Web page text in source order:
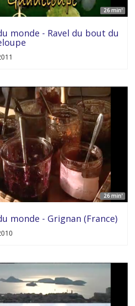
26 min'
monde - Ravel du bout du
26 min'
monde - Grignan (France)